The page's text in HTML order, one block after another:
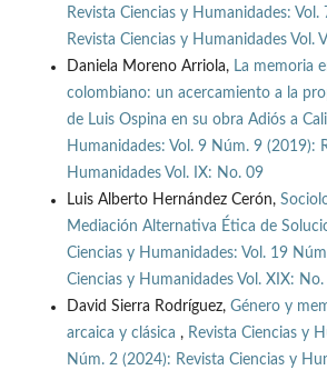
Revista Ciencias y Humanidades:
Revista Ciencias y Humanidades Vol.
Daniela Moreno Arriola, La memoria
colombiano: un acercamiento a la
de Luis Ospina en su obra Adiós a Cali
Humanidades: Vol. 9 Núm. 9 (2019):
Humanidades Vol. IX: No. 09
Luis Alberto Hernández Cerón,
Mediación Alternativa Ética de
Ciencias y Humanidades: Vol. 19
Ciencias y Humanidades Vol. XIX:
David Sierra Rodríguez, Género y
arcaica y clásica , Revista Ciencias y
Núm. 2 (2024): Revista Ciencias y